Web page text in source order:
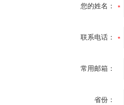
您的姓名：
联系电话：
常用邮箱：
省份：